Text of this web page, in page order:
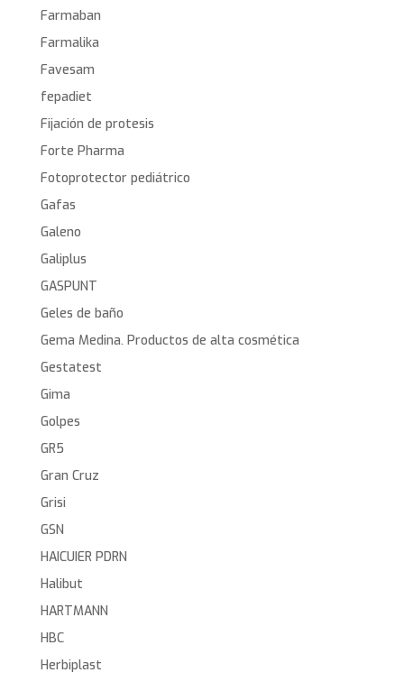
Farmaban
Farmalika
Favesam
fepadiet
Fijación de protesis
Forte Pharma
Fotoprotector pediátrico
Gafas
Galeno
Galiplus
GASPUNT
Geles de baño
Gema Medina. Productos de alta cosmética
Gestatest
Gima
Golpes
GR5
Gran Cruz
Grisi
GSN
HAICUIER PDRN
Halibut
HARTMANN
HBC
Herbiplast